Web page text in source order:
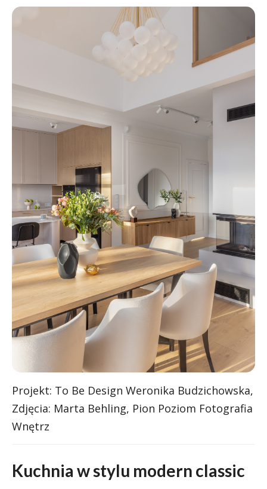
Projekt: To Be Design Weronika Budzichowska,
Zdjęcia: Marta Behling, Pion Poziom Fotografia
Wnętrz
Kuchnia w stylu modern classic